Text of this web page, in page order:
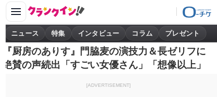
ニュース 特集 インタビュー コラム プレゼント
『厨房のありす』門脇麦の演技力＆長ゼリフに
絶賛の声続出「すごい女優さん」「想像以上」
[ADVERTISEMENT]